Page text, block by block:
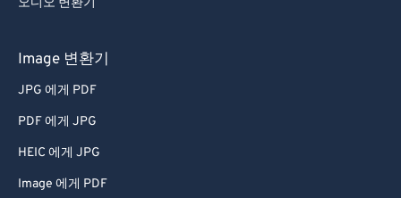
오디오 변환기
Image 변환기
JPG 에게 PDF
PDF 에게 JPG
HEIC 에게 JPG
Image 에게 PDF